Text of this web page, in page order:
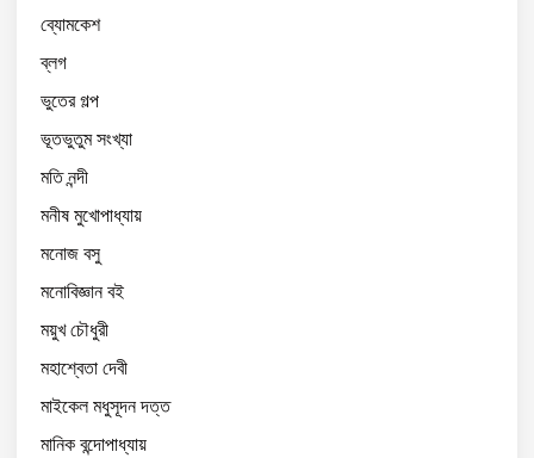
ব্যোমকেশ
ব্লগ
ভুতের গল্প
ভূতভুতুম সংখ্যা
মতি নন্দী
মনীষ মুখোপাধ্যায়
মনোজ বসু
মনোবিজ্ঞান বই
ময়ুখ চৌধুরী
মহাশ্বেতা দেবী
মাইকেল মধুসূদন দত্ত
মানিক বন্দোপাধ্যায়